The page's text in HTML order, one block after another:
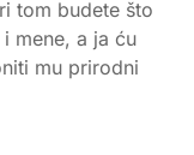
tom budete što
mene, a ja ću
mu prirodni